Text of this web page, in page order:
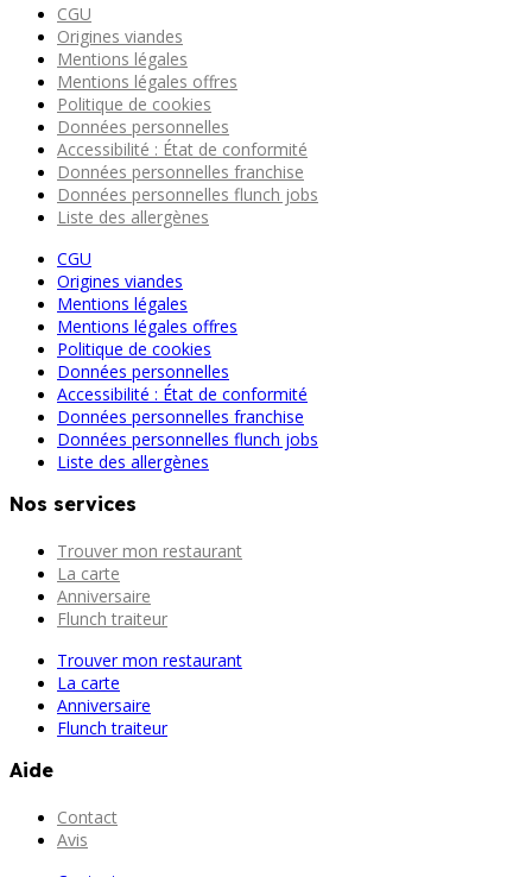
CGU
Origines viandes
Mentions légales
Mentions légales offres
Politique de cookies
Données personnelles
Accessibilité : État de conformité
Données personnelles franchise
Données personnelles flunch jobs
Liste des allergènes
CGU
Origines viandes
Mentions légales
Mentions légales offres
Politique de cookies
Données personnelles
Accessibilité : État de conformité
Données personnelles franchise
Données personnelles flunch jobs
Liste des allergènes
Nos services
Trouver mon restaurant
La carte
Anniversaire
Flunch traiteur
Trouver mon restaurant
La carte
Anniversaire
Flunch traiteur
Aide
Contact
Avis